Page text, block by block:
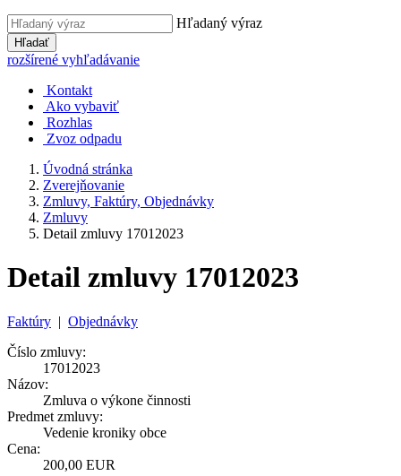
Hľadaný výraz
Hľadať
rozšírené vyhľadávanie
Kontakt
Ako vybaviť
Rozhlas
Zvoz odpadu
Úvodná stránka
Zverejňovanie
Zmluvy, Faktúry, Objednávky
Zmluvy
Detail zmluvy 17012023
Detail zmluvy 17012023
Faktúry | Objednávky
Číslo zmluvy:
17012023
Názov:
Zmluva o výkone činnosti
Predmet zmluvy:
Vedenie kroniky obce
Cena:
200,00 EUR